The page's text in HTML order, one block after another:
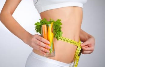
Живот за неделю